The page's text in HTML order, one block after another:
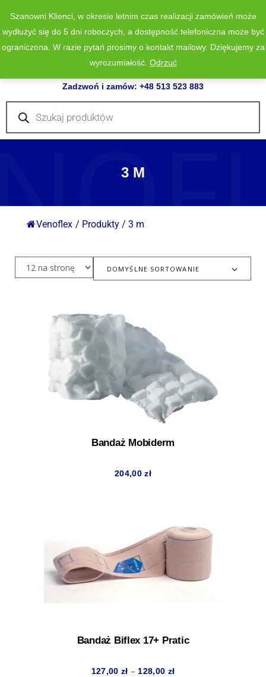
Zadzwoń i zamów: +48 513 523 883
Wyszukiwarka
produktów
3 M
Venoflex / Produkty / 3 m
DOMYŚLNE SORTOWANIE
Bandaż Mobiderm
204,00zł
Bandaż Biflex 17+ Pratic
127,00 zł – 128,00 złZakres
Szanowni Klienci, w okresie letnim czas realizacji zamówień może
wydłużyć się do 5 dni roboczych, a dostępność telefoniczna może być
ograniczona. W razie pytań prosimy o kontakt mailowy. Dziękujemy za
wyrozumiałość. Odrzuć